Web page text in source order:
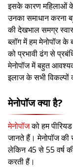
इसके कारण महिलाओं
उनका समाधान करना
की देखभाल समग्र
ब्लॉग में हम मेनोपॉज
को प्रभावी ढंग से
मेनोपॉज में बहुत
इलाज के सभी विकल्पों
मेनोपॉज क्या है?
मेनोपॉजको हम
जानते हैं। मेनोपॉज की
लेकिन 45 से 55 वर्ष
करती हैं।